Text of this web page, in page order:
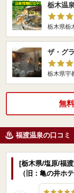
栃木温
栃木県栃
ザ・グ
栃木県宇
無
福渡温泉の口コミ
[栃木県/塩原/福
（旧：亀の井ホ